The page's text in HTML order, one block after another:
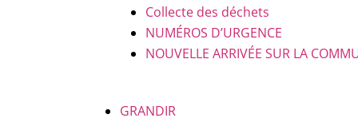
Collecte des déchets
NUMÉROS D’URGENCE
NOUVELLE ARRIVÉE SUR LA
GRANDIR